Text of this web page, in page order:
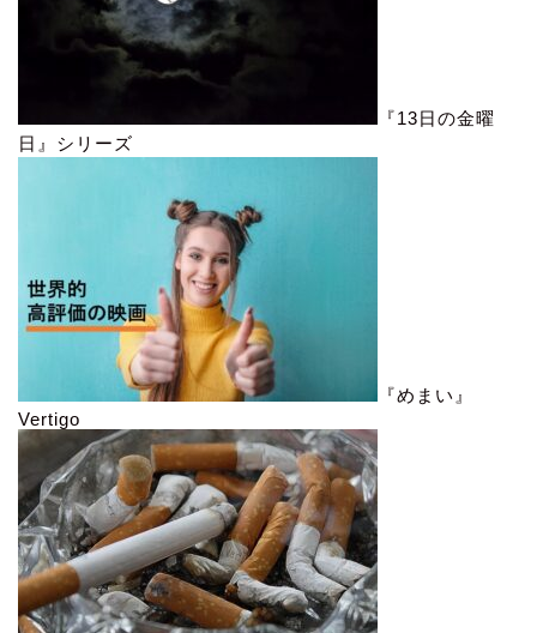
『13日の金曜
日』シリーズ
『めまい』
Vertigo